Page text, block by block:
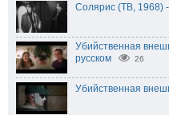
Солярис (ТВ, 1968)
Убийственная
русском
26
Убийственная